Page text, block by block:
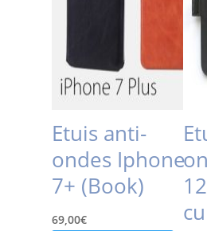
Etuis anti-
ondes Iphone
7+ (Book)
69,00€